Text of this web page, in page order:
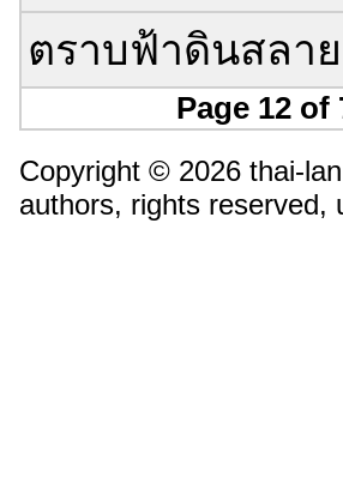
ตราบฟ้าดินสลาย
Page 12
Copyright © 2026 thai-
authors, rights